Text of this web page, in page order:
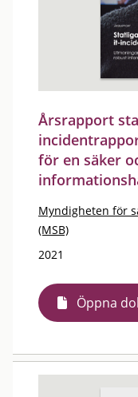
Årsrapport
för en säker
Myndigheten för
(MSB)
2021
Öppna